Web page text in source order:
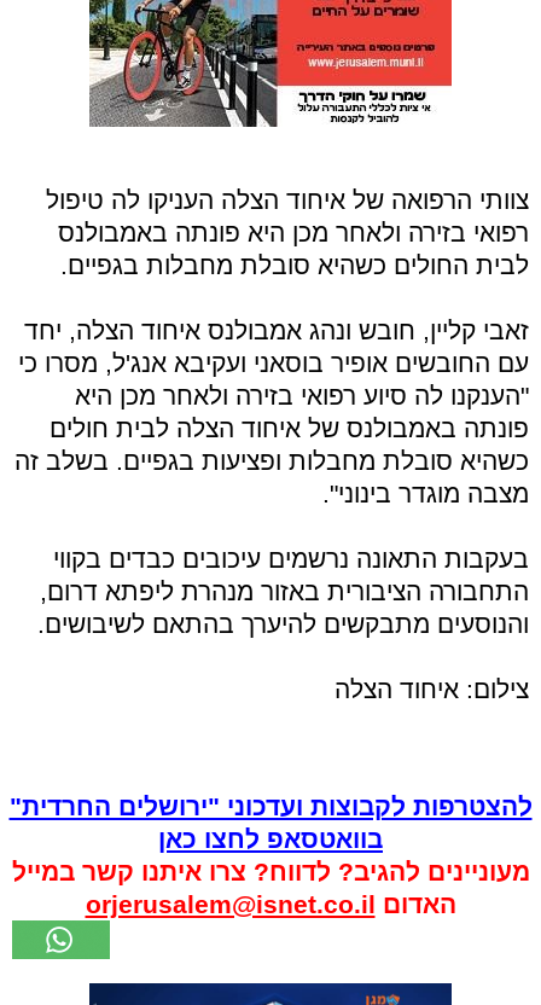
צוותי הרפואה של איחוד הצלה העניקו לה טיפול
רפואי בזירה ולאחר מכן היא פונתה באמבולנס
לבית החולים כשהיא סובלת מחבלות בגפיים.
זאבי קליין, חובש ונהג אמבולנס איחוד הצלה, יחד
עם החובשים אופיר בוסאני ועקיבא אנג'ל, מסרו כי
"הענקנו לה סיוע רפואי בזירה ולאחר מכן היא
פונתה באמבולנס של איחוד הצלה לבית חולים
כשהיא סובלת מחבלות ופציעות בגפיים. בשלב זה
מצבה מוגדר בינוני".
בעקבות התאונה נרשמים עיכובים כבדים בקווי
התחבורה הציבורית באזור מנהרת ליפתא דרום,
והנוסעים מתבקשים להיערך בהתאם לשיבושים.
צילום: איחוד הצלה
להצטרפות לקבוצות ועדכוני "ירושלים החרדית"
בוואטסאפ לחצו כאן
מעוניינים להגיב? לדווח? צרו איתנו קשר במייל
האדום orjerusalem@isnet.co.il